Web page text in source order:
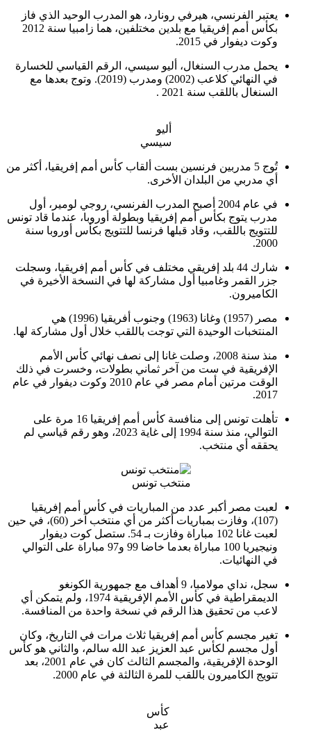
يعتبر الفرنسي، هيرفي رونارد، هو المدرب الوحيد الذي فاز
بكأس أمم إفريقيا مع بلدين مختلفين، هما زامبيا سنة 2012
وكوت ديفوار في 2015.
يحمل مدرب السنغال، أليو سيسي، الرقم القياسي للخسارة
في النهائي كلاعب (2002) ومدرب (2019). وتوج بعدها مع
السنغال باللقب سنة 2021 .
أليو
سيسي
تُوج 5 مدربين فرنسين بست ألقاب كأس أمم إفريقيا، أكثر من
أي مدربي من البلدان الأخرى.
في عام 2004 أصبح المدرب الفرنسي، روجي لومير، أول
مدرب يتوج بكأس أمم إفريقيا وبطولة أوروبا، عندما قاد تونس
للتتويج باللقب، وقاد قبلها فرنسا للتتويج بكأس أوروبا سنة
2000.
شارك 44 بلد إفريقي مختلف في كأس أمم إفريقيا، وسجلت
جزر القمر وغامبيا أول مشاركة لها في النسخة الأخيرة في
الكاميرون.
مصر (1957) وغانا (1963) وجنوب أفريقيا (1996) هي
المنتخبات الوحيدة التي توجت باللقب خلال أول مشاركة لها.
منذ سنة 2008، وصلت غانا إلى نصف نهائي كأس الأمم
الإفريقية في ست من آخر ثماني بطولات، وخسرت في ذلك
الوقت مرتين أمام مصر في عام 2010 وكوت ديفوار في عام
2017.
تأهلت تونس إلى منافسة كأس أمم إفريقيا 16 مرة على
التوالي، منذ سنة 1994 إلى غاية 2023، وهو رقم قياسي لم
يحققه أي منتخب.
منتخب تونس
لعبت مصر أكبر عدد من المباريات في كأس أمم إفريقيا
(107)، وفازت بمباريات أكثر من أي منتخب آخر (60)، في حين
لعبت غانا 102 مباراة وفازت بـ 54. ستصل كوت ديفوار
ونيجيريا 100 مباراة بعدما خاضا 99 و97 مباراة على التوالي
في النهائيات.
سجل، نداي مولامبا، 9 أهداف مع جمهورية الكونغو
الديمقراطية في كأس الأمم الإفريقية 1974، ولم يتمكن أي
لاعب من تحقيق هذا الرقم في نسخة واحدة من المنافسة.
تغير مجسم كأس أمم إفريقيا ثلاث مرات في التاريخ، وكان
أول مجسم لكأس عبد العزيز عبد الله سالم، والثاني هو كأس
الوحدة الإفريقية، والمجسم الثالث كان في عام 2001، بعد
تتويج الكاميرون باللقب للمرة الثالثة في عام 2000.
كأس
عبد